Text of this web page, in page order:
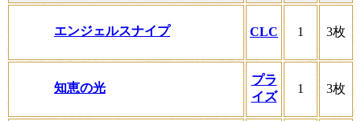
エンジェルスナイプ CLC 1 3枚
知恵の光
プラ
イズ
1 3枚